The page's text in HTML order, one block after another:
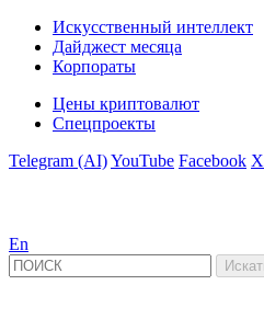
Искусственный интеллект
Дайджест месяца
Корпораты
Цены криптовалют
Спецпроекты
Telegram (AI)YouTube Facebook X
En